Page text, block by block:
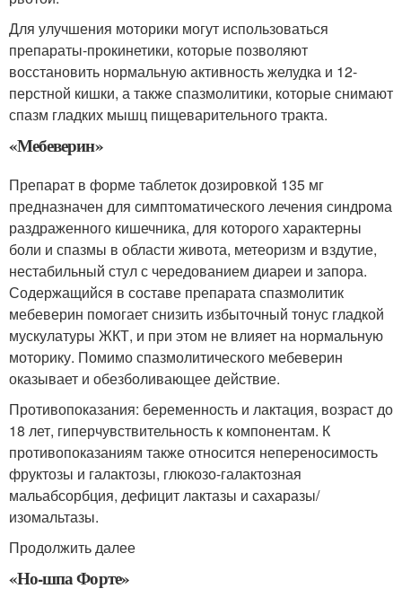
Для улучшения моторики могут использоваться
препараты-прокинетики, которые позволяют
восстановить нормальную активность желудка и 12-
перстной кишки, а также спазмолитики, которые снимают
спазм гладких мышц пищеварительного тракта.
«Мебеверин»
Препарат в форме таблеток дозировкой 135 мг
предназначен для симптоматического лечения синдрома
раздраженного кишечника, для которого характерны
боли и спазмы в области живота, метеоризм и вздутие,
нестабильный стул с чередованием диареи и запора.
Содержащийся в составе препарата спазмолитик
мебеверин помогает снизить избыточный тонус гладкой
мускулатуры ЖКТ, и при этом не влияет на нормальную
моторику. Помимо спазмолитического мебеверин
оказывает и обезболивающее действие.
Противопоказания: беременность и лактация, возраст до
18 лет, гиперчувствительность к компонентам. К
противопоказаниям также относится непереносимость
фруктозы и галактозы, глюкозо-галактозная
мальабсорбция, дефицит лактазы и сахаразы/
изомальтазы.
Продолжить далее
«Но-шпа Форте»